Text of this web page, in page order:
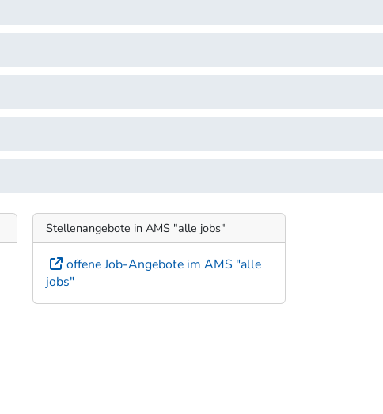
Stellenangebote in AMS "alle jobs"
offene Job-Angebote im AMS "alle
jobs"